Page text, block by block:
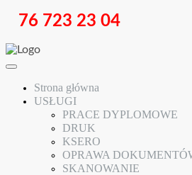
76 723 23 04
Strona główna
USŁUGI
PRACE DYPLOMOWE
DRUK
KSERO
OPRAWA
SKANOWANIE